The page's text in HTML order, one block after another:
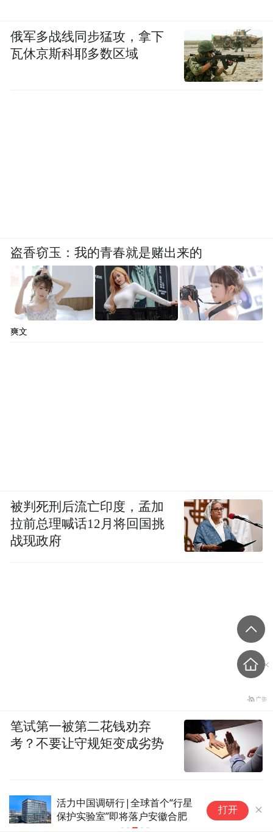
个“行星
徽合肥
上海：到2030年，民营经济增加值占比达
33%左右
打开
俄军多战线同步猛攻，拿下
瓦休京斯科耶多数区域
盗香窃玉：我的青春就是赌出来的
爽文
被判死刑后流亡印度，孟加
拉前总理喊话12月将回国挑
战现政府
笔试第一被第二花钱劝弃
考？不要让守规矩变成劣势